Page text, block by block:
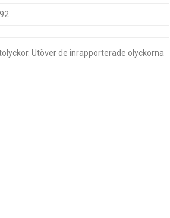
Utöver de inrapporterade olyckorna